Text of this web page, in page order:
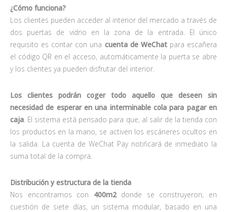
¿Cómo funciona?
Los clientes pueden acceder al interior del mercado a través de
dos puertas de vidrio en la zona de la entrada. El único
requisito es contar con una cuenta de WeChatpara escañera
el código QR en el acceso, automáticamente la puerta se abre
y los clientes ya pueden disfrutar del interior.
Los clientes podrán coger todo aquello que deseen sin
necesidad de esperar en una interminable cola para pagar en
caja. El sistema está pensado para que, al salir de la tienda con
los productos en la mano, se activen los escáneres ocultos en
la salida. La cuenta de WeChat Pay notificará de inmediato la
suma total de la compra.
Distribución y estructura de la tienda
Nos encontramos con 400m2donde se construyeron, en
cuestión de siete días, un sistema modular, basado en una